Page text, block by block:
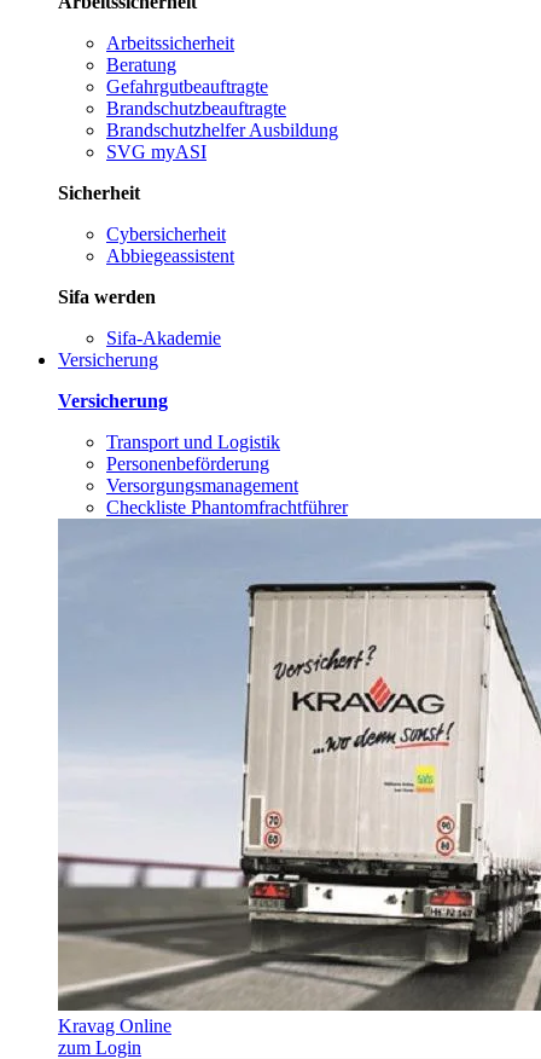
Arbeitssicherheit
Beratung
Gefahrgutbeauftragte
Brandschutzbeauftragte
Brandschutzhelfer Ausbildung
SVG myASI
Sicherheit
Cybersicherheit
Abbiegeassistent
Sifa werden
Sifa-Akademie
Versicherung
Versicherung
Transport und Logistik
Personenbeförderung
Versorgungsmanagement
Checkliste Phantomfrachtführer
Kravag Online
zum Login